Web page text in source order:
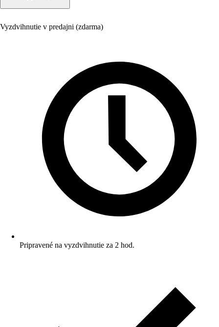
Vyzdvihnutie v predajni (zdarma)
Pripravené na vyzdvihnutie za 2 hod.